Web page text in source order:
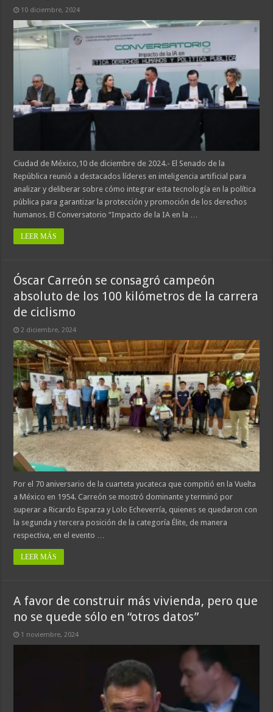
10 diciembre, 2024
Ciudad de México,10 de diciembre de 2024.- El Senado de la
República reunió a destacados líderes en inteligencia artificial para
analizar y deliberar sobre cómo integrar esta tecnología en la política
pública para garantizar la protección y promoción de los derechos
humanos. El Conversatorio “Impacto de la IA en la …
LEER MÁS
Óscar Carreón se consagró campeón
absoluto de los 100 kilómetros de la carrera
de ciclismo
2 diciembre, 2024
Por el 70 aniversario de la cuarteta yucateca que compitió en la Vuelta
a México en 1954. Carreón se mostró dominante y terminó por
superar a Ricardo Esparza y Lolo Echeverría, quienes se quedaron con
la segunda y tercera posición de la categoría Élite, de manera
respectiva, en el evento …
LEER MÁS
A favor de construir más vivienda, pero que
no se quede sólo en “otros datos”
1 noviembre, 2024